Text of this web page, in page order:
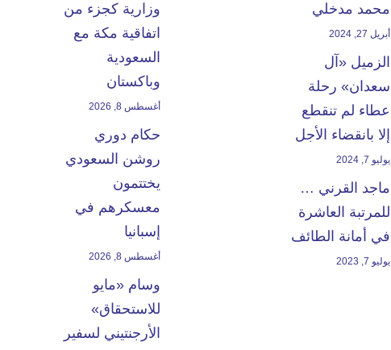
محمد مدخلي
أبريل 27, 2024
الزميل «آل
سعدان» رحلة
عطاء لم تنقطع
إلا بانقضاء الأجل
يوليو 7, 2024
ماجد القرني …
للمرتبة العاشرة
في أمانة الطائف
يوليو 7, 2023
وزارية كجزء من
اتفاقية مكة مع
السعودية
وباكستان
أغسطس 8, 2026
حكام دوري
روشن السعودي
يختتمون
معسكرهم في
إسبانيا
أغسطس 8, 2026
وسام «مايو
للاستحقاق»
الأرجنتيني لسفير